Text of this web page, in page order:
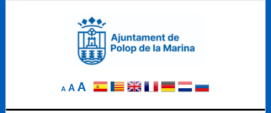
A
Reducir
elA Tamaño
AAumentar
el